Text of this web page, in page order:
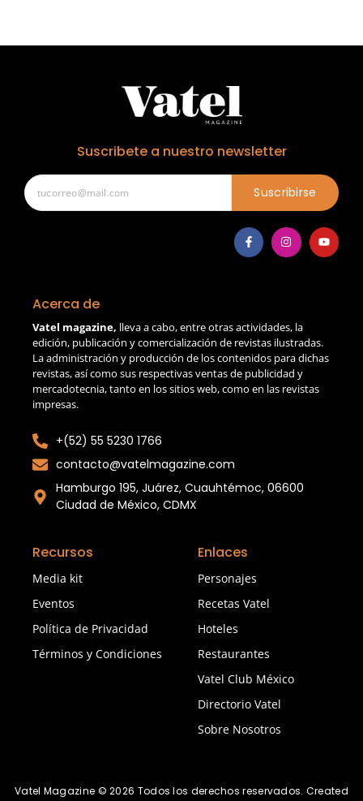
Suscribete a nuestro newsletter
Suscribirse
Acerca de
Vatel magazine, lleva a cabo, entre otras actividades, la
edición, publicación y comercialización de revistas ilustradas.
La administración y producción de los contenidos para dichas
revistas, así como sus respectivas ventas de publicidad y
mercadotecnia, tanto en los sitios web, como en las revistas
impresas.
+(52) 55 5230 1766
contacto@vatelmagazine.com
Hamburgo 195, Juárez, Cuauhtémoc, 06600
Ciudad de México, CDMX
Recursos
Media kit
Eventos
Política de Privacidad
Términos y Condiciones
Enlaces
Personajes
Recetas Vatel
Hoteles
Restaurantes
Vatel Club México
Directorio Vatel
Sobre Nosotros
Vatel Magazine © 2026 Todos los derechos reservados. Created